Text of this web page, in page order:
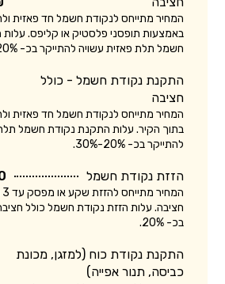
באמצעות תופסני פלסטיק או קליפס.
חשמל תלת פאזית עשויה להתייקר בכ- 20%-30%.
התקנת נקודת חשמל - כולל
חציבה
בתוך הקיר. עלות התקנת נקודת חשמל
להתייקר בכ- 20%-30%.
הזזת נקודת חשמל ₪
חציבה. עלות הזזת נקודת חשמל כולל
בכ- 20%.
התקנת נקודת כוח (למזגן, מכונת
כביסה, תנור אפייה)